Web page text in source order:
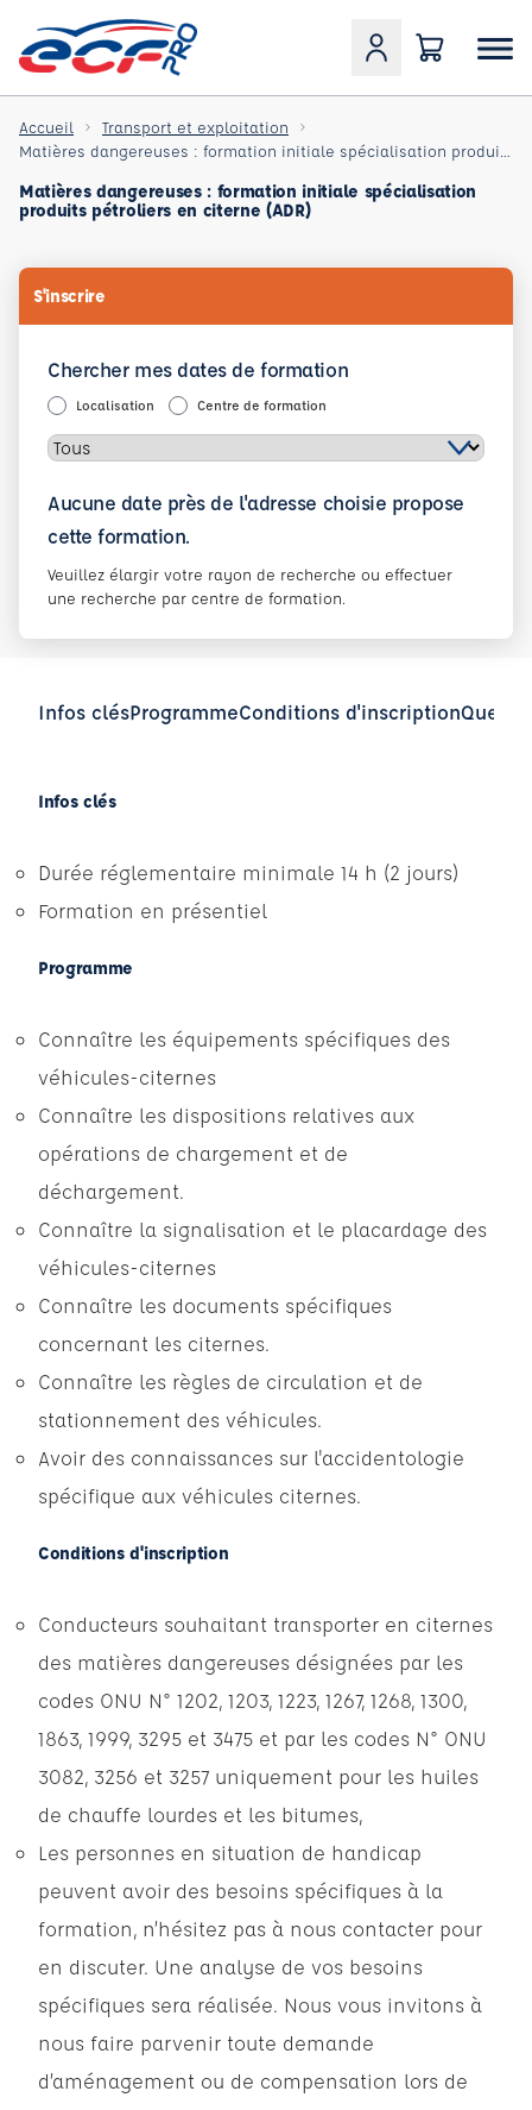
Accueil
Transport et exploitation
Matières dangereuses : formation initiale spécialisation
produits pétroliers en citerne (ADR)
S'inscrire
Chercher mes dates de formation
Localisation Centre de formation
Aucune date près de l'adresse choisie propose
cette formation.
Veuillez élargir votre rayon de recherche ou effectuer
une recherche par centre de formation.
Infos clésProgrammeConditions d'inscription
Infos clés
Durée réglementaire minimale 14 h (2 jours)
Formation en présentiel
Programme
Connaître les équipements spécifiques des
véhicules-citernes
Connaître les dispositions relatives aux
opérations de chargement et de
déchargement.
Connaître la signalisation et le placardage des
véhicules-citernes
Connaître les documents spécifiques
concernant les citernes.
Connaître les règles de circulation et de
stationnement des véhicules.
Avoir des connaissances sur l'accidentologie
spécifique aux véhicules citernes.
Conditions d'inscription
Conducteurs souhaitant transporter en citernes
des matières dangereuses désignées par les
codes ONU N° 1202, 1203, 1223, 1267, 1268, 1300,
1863, 1999, 3295 et 3475 et par les codes N° ONU
3082, 3256 et 3257 uniquement pour les huiles
de chauffe lourdes et les bitumes,
Les personnes en situation de handicap
peuvent avoir des besoins spécifiques à la
formation, n’hésitez pas à nous contacter pour
en discuter. Une analyse de vos besoins
spécifiques sera réalisée. Nous vous invitons à
nous faire parvenir toute demande
d’aménagement ou de compensation lors de